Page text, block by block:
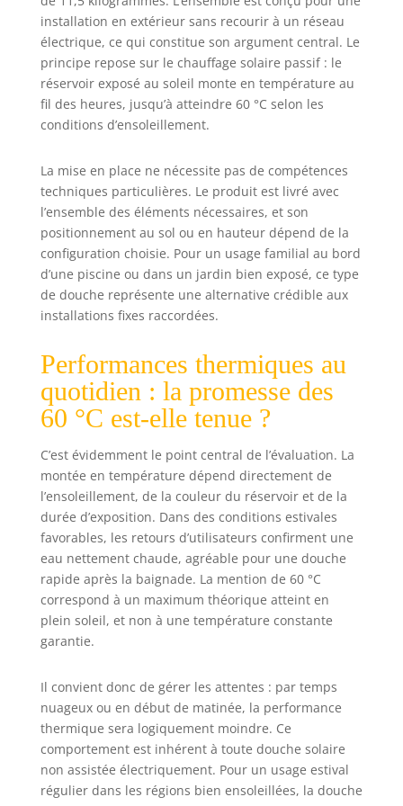
longue durée de
vie. 【CONTRÔLE
DE
TEMPÉRATURE】Il
suffit de
connecter la
douche solaire à
standard pour
remplir le
réservoir de 35 L,
sous une
exposition solaire
optimale, l'eau
peut être chauffée
jusqu'à 60° sans
être réglée
pendant la
douche, afin que
tous les membres
puissent profiter
d'une douche
rafraîchissante.
【ASSEMBLAGE
FACILE】Livré
entièrement
équipé et peut
être configuré
rapidement et
facilement après
Après une chaude
journée d'été, la
douche peut être
pliée pour le
rangement, de
sorte qu'elle peut
installation en extérieur sans recourir à un réseau
électrique, ce qui constitue son argument central. Le
principe repose sur le chauffage solaire passif : le
réservoir exposé au soleil monte en température au
fil des heures, jusqu’à atteindre 60 °C selon les
conditions d’ensoleillement.
La mise en place ne nécessite pas de compétences
techniques particulières. Le produit est livré avec
l’ensemble des éléments nécessaires, et son
positionnement au sol ou en hauteur dépend de la
configuration choisie. Pour un usage familial au bord
d’une piscine ou dans un jardin bien exposé, ce type
de douche représente une alternative crédible aux
installations fixes raccordées.
Performances thermiques au
quotidien : la promesse des
60 °C est-elle tenue ?
C’est évidemment le point central de l’évaluation. La
montée en température dépend directement de
l’ensoleillement, de la couleur du réservoir et de la
durée d’exposition. Dans des conditions estivales
favorables, les retours d’utilisateurs confirment une
eau nettement chaude, agréable pour une douche
rapide après la baignade. La mention de 60 °C
correspond à un maximum théorique atteint en
plein soleil, et non à une température constante
garantie.
Il convient donc de gérer les attentes : par temps
nuageux ou en début de matinée, la performance
thermique sera logiquement moindre. Ce
comportement est inhérent à toute douche solaire
non assistée électriquement. Pour un usage estival
régulier dans les régions bien ensoleillées, la douche